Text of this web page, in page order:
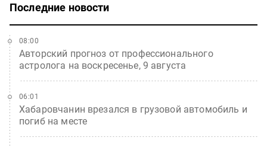
Последние новости
Авторский прогноз от профессионального
астролога на воскресенье, 9 августа
08:00
Хабаровчанин врезался в грузовой автомобиль и
погиб на месте
06:01